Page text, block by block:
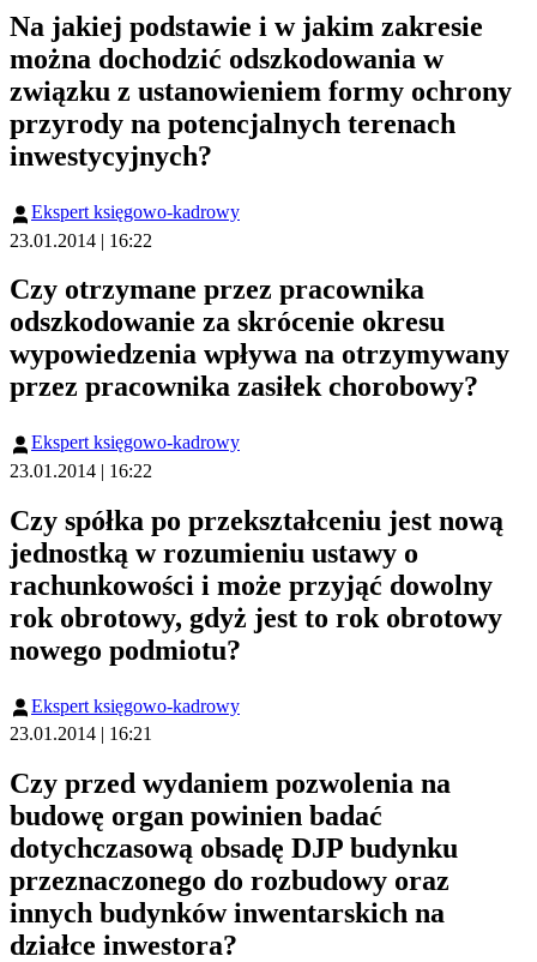
Na jakiej podstawie i w jakim zakresie
można dochodzić odszkodowania w
związku z ustanowieniem formy ochrony
przyrody na potencjalnych terenach
inwestycyjnych?
Ekspert księgowo-kadrowy
23.01.2014 | 16:22
Czy otrzymane przez pracownika
odszkodowanie za skrócenie okresu
wypowiedzenia wpływa na otrzymywany
przez pracownika zasiłek chorobowy?
Ekspert księgowo-kadrowy
23.01.2014 | 16:22
Czy spółka po przekształceniu jest nową
jednostką w rozumieniu ustawy o
rachunkowości i może przyjąć dowolny
rok obrotowy, gdyż jest to rok obrotowy
nowego podmiotu?
Ekspert księgowo-kadrowy
23.01.2014 | 16:21
Czy przed wydaniem pozwolenia na
budowę organ powinien badać
dotychczasową obsadę DJP budynku
przeznaczonego do rozbudowy oraz
innych budynków inwentarskich na
działce inwestora?